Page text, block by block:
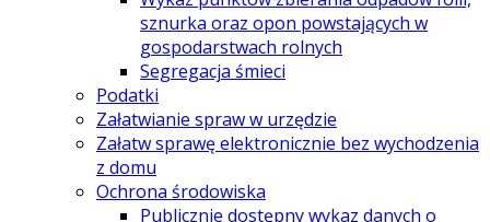
sznurka oraz opon powstających w
gospodarstwach rolnych
Segregacja śmieci
Podatki
Załatwianie spraw w urzędzie
Załatw sprawę elektronicznie bez wychodzenia
z domu
Ochrona środowiska
Publicznie dostępny wykaz danych o